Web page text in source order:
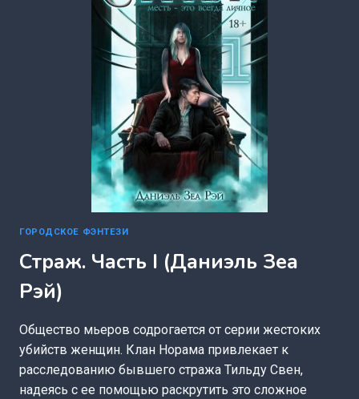
ГОРОДСКОЕ ФЭНТЕЗИ
Страж. Часть I (Даниэль Зеа
Рэй)
Общество мьеров содрогается от серии жестоких
убийств женщин. Клан Норама привлекает к
расследованию бывшего стража Тильду Свен,
надеясь с ее помощью раскрутить это сложное